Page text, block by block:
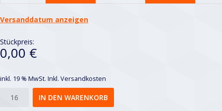
Versanddatum anzeigen
Stückpreis:
0,00 €
inkl. 19 % MwSt. Inkl. Versandkosten
IN DEN WARENKORB